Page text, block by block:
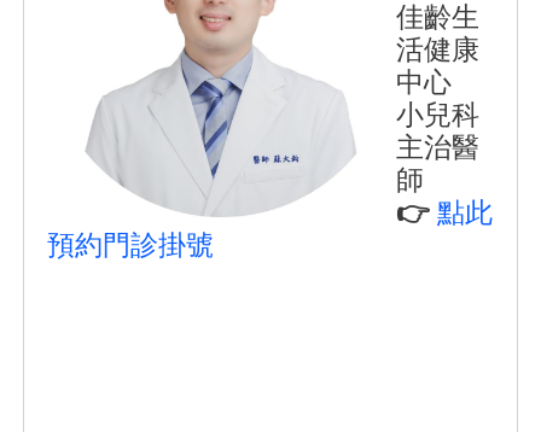
佳齡生
活健康
中心
小兒科
主治醫
師
👉 點此
預約門診掛號